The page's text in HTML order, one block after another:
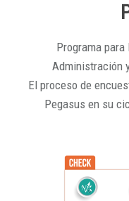
Programa
Administración
El proceso de
Pegasus en su